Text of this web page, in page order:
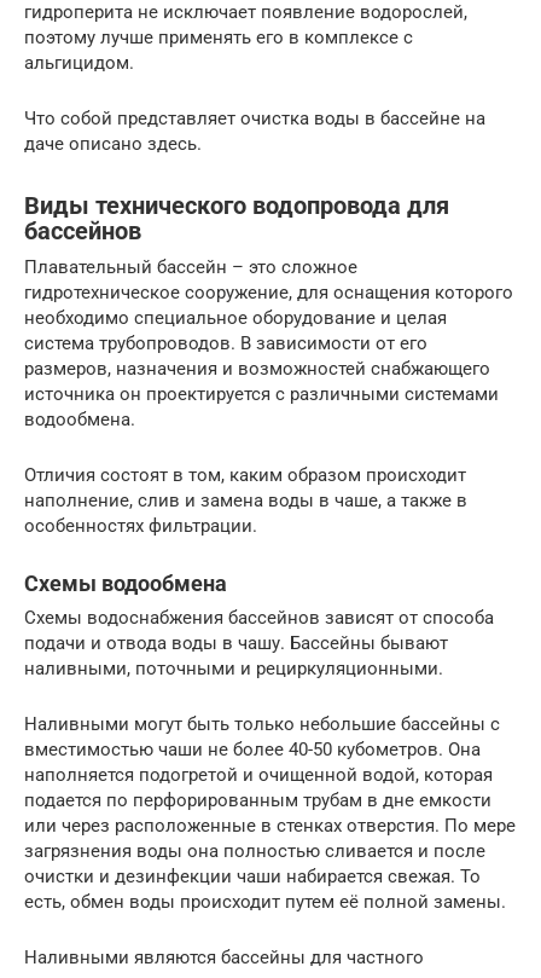
гидроперита не исключает появление водорослей,
поэтому лучше применять его в комплексе с
альгицидом.
Что собой представляет очистка воды в бассейне на
даче описано здесь.
Виды технического водопровода для
бассейнов
Плавательный бассейн – это сложное
гидротехническое сооружение, для оснащения которого
необходимо специальное оборудование и целая
система трубопроводов. В зависимости от его
размеров, назначения и возможностей снабжающего
источника он проектируется с различными системами
водообмена.
Отличия состоят в том, каким образом происходит
наполнение, слив и замена воды в чаше, а также в
особенностях фильтрации.
Схемы водообмена
Схемы водоснабжения бассейнов зависят от способа
подачи и отвода воды в чашу. Бассейны бывают
наливными, поточными и рециркуляционными.
Наливными могут быть только небольшие бассейны с
вместимостью чаши не более 40-50 кубометров. Она
наполняется подогретой и очищенной водой, которая
подается по перфорированным трубам в дне емкости
или через расположенные в стенках отверстия. По мере
загрязнения воды она полностью сливается и после
очистки и дезинфекции чаши набирается свежая. То
есть, обмен воды происходит путем её полной замены.
Наливными являются бассейны для частного